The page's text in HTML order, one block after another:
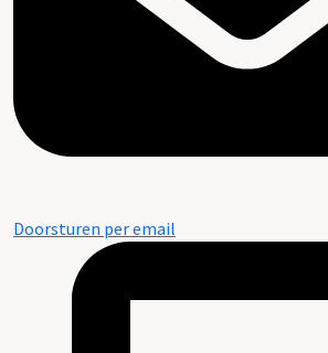
Doorsturen per email